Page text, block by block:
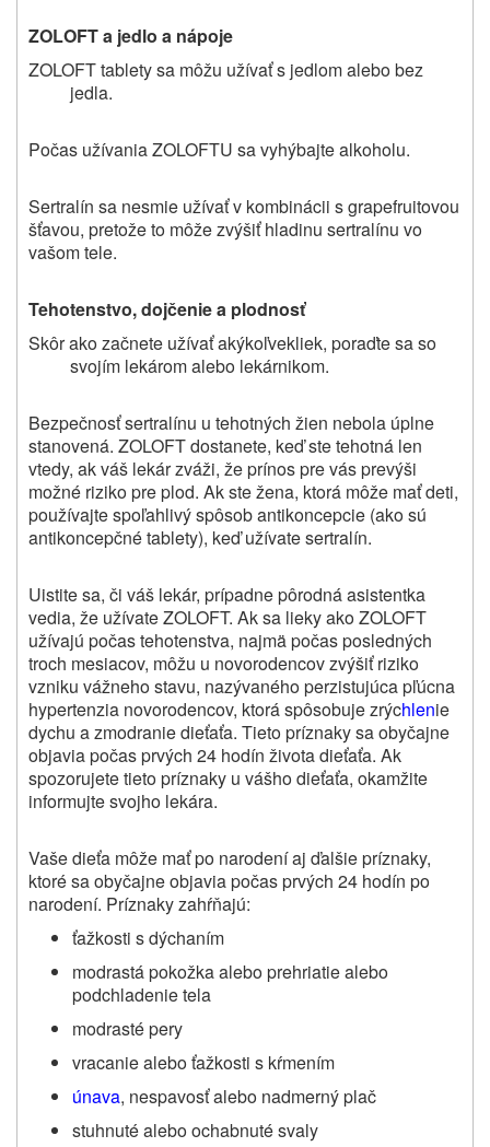
ZOLOFT a jedlo a nápoje
ZOLOFT tablety sa môžu užívať s jedlom alebo bez
jedla.
Počas užívania ZOLOFTU sa vyhýbajte alkoholu.
Sertralín sa nesmie užívať v kombinácii s grapefruitovou
šťavou, pretože to môže zvýšiť hladinu sertralínu vo
vašom tele.
Tehotenstvo, dojčenie a plodnosť
Skôr ako začnete užívaťakýkoľvekliek, poraďte sa so
svojím lekárom alebo lekárnikom.
Bezpečnosť sertralínu u tehotných žien nebola úplne
stanovená. ZOLOFT dostanete, keď ste tehotná len
vtedy, ak váš lekár zváži, že prínos pre vás prevýši
možné riziko pre plod. Ak ste žena, ktorá môže mať deti,
používajte spoľahlivý spôsob antikoncepcie (ako sú
antikoncepčné tablety), keď užívate sertralín.
Uistite sa, či váš lekár, prípadne pôrodná asistentka
vedia, že užívate ZOLOFT. Ak sa lieky ako ZOLOFT
užívajú počas tehotenstva, najmä počas posledných
troch mesiacov, môžu u novorodencov zvýšiť riziko
vzniku vážneho stavu, nazývaného perzistujúca pľúcna
hypertenzia novorodencov, ktorá spôsobuje zrýchlenie
dychu a zmodranie dieťaťa. Tieto príznaky sa obyčajne
objavia počas prvých 24 hodín života dieťaťa. Ak
spozorujete tieto príznaky u vášho dieťaťa, okamžite
informujte svojho lekára.
Vaše dieťa môže mať po narodení aj ďalšie príznaky,
ktoré sa obyčajne objavia počas prvých 24 hodín po
narodení. Príznaky zahŕňajú:
ťažkosti s dýchaním
modrastá pokožka alebo prehriatie alebo
podchladenie tela
modrasté pery
vracanie alebo ťažkosti s kŕmením
únava, nespavosť alebo nadmerný plač
stuhnuté alebo ochabnuté svaly